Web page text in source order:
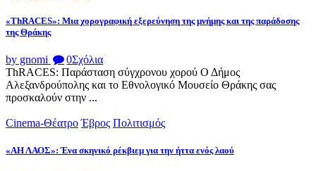
«ThRACES»: Μια χορογραφική εξερεύνηση της μνήμης και της παράδοσης
της Θράκης
by gnomi 0Σχόλια
ThRACES: Παράσταση σύγχρονου χορού Ο Δήμος
Αλεξανδρούπολης και το Εθνολογικό Μουσείο Θράκης σας
προσκαλούν στην ...
Cinema-Θέατρο Έβρος Πολιτισμός
«ΑΗ ΛΑΟΣ»: Ένα σκηνικό ρέκβιεμ για την ήττα ενός λαού